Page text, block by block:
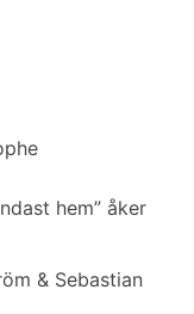
hem” åker
& Sebastian